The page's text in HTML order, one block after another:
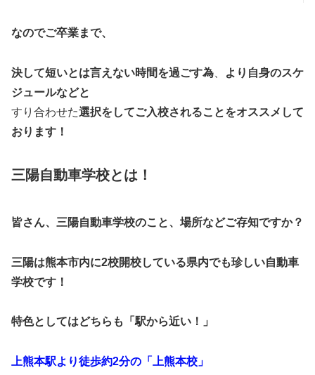
なのでご卒業まで、
決して短いとは言えない時間を過ごす為
より自身のスケ
ジュールなどと
すり合わせた選択をしてご入校されることをオススメして
おります！
三陽自動車学校とは！
皆さん、三陽自動車学校のこと、場所などご存知ですか？
三陽は熊本市内に2校開校している県内でも珍しい自動車
学校です！
特色としてはどちらも「駅から近い！」
上熊本駅より徒歩約2分の「上熊本校」